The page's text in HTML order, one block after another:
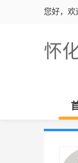
您好，欢
怀